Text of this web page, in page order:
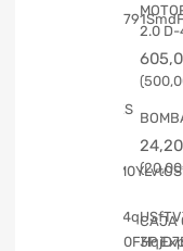
2.0 D-
24,20
20,00
CAJA
3P